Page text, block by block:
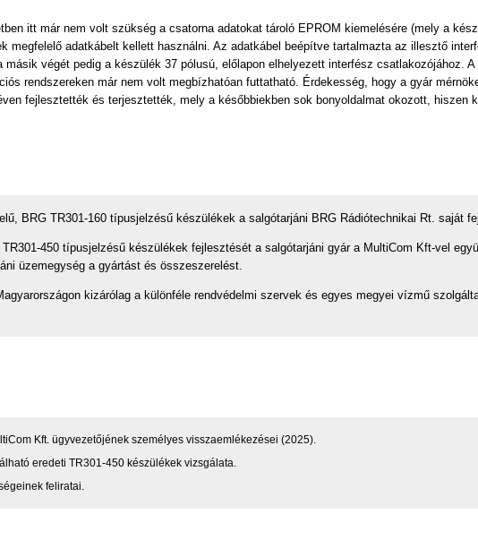
itt már nem volt szükség a csatorna adatokat tároló EPROM kiemelésére (mely a
megfelelő adatkábelt kellett használni. Az adatkábel beépítve tartalmazta az illesztő
végét pedig a készülék 37 pólusú, előlapon elhelyezett interfész csatlakozójához.
rendszereken már nem volt megbízhatóan futtatható. Érdekesség, hogy a gyár
fejlesztették és terjesztették, mely a későbbiekben sok bonyoldalmat okozott, hiszen
BRG TR301-160 típusjelzésű készülékek a salgótarjáni BRG Rádiótechnikai Rt. saját
450 típusjelzésű készülékek fejlesztését a salgótarjáni gyár a MultiCom Kft-vel
üzemegység a gyártást és összeszerelést.
kizárólag a különféle rendvédelmi szervek és egyes megyei vízmű
Kft. ügyvezetőjének személyes visszaemlékezései (2025).
eredeti TR301-450 készülékek vizsgálata.
feliratai.